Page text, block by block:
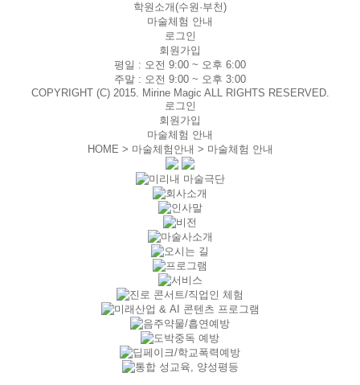
학원소개(수원·부천)
마술체험 안내
로그인
회원가입
평일 : 오전 9:00 ~ 오후 6:00
주말 : 오전 9:00 ~ 오후 3:00
COPYRIGHT (C) 2015. Mirine Magic ALL RIGHTS RESERVED.
로그인
회원가입
마술체험 안내
HOME > 마술체험안내 > 마술체험 안내